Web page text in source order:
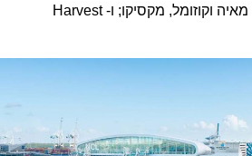
רואטן, הונדורס; קוסטה מאיה וקוזומל, מקסיקו; ו- Harvest